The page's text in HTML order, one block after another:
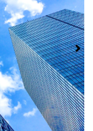
Next